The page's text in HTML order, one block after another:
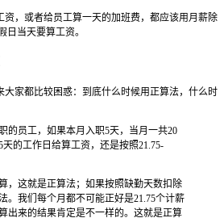
资，或者给员工算一天的加班费，都应该用月薪除
日当天要算工资。
大家都比较困惑：到底什么时候用正算法，什么时
的员工，如果本月入职5天，当月一共20
的工作日给算工资，还是按照21.75-
，这就是正算法；如果按照缺勤天数扣除
。我们每个月都不可能正好是21.75个计薪
出来的结果肯定是不一样的。这就是正算